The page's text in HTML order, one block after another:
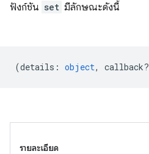
ฟังก์ชัน set มีลักษณะดังนี้
(details : object, callback?
รายละเอียด